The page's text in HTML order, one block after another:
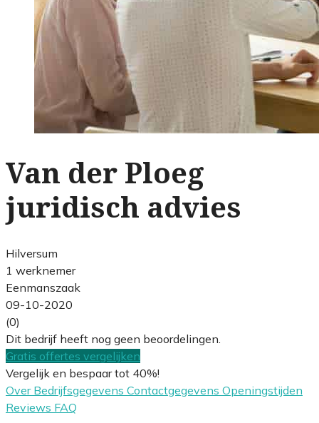
Van der Ploeg
juridisch advies
Hilversum
1 werknemer
Eenmanszaak
09-10-2020
(0)
Dit bedrijf heeft nog geen beoordelingen.
Gratis offertes vergelijken
Vergelijk en bespaar tot 40%!
Over Bedrijfsgegevens Contactgegevens Openingstijden
Reviews FAQ